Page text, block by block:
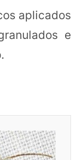
aplicados
e